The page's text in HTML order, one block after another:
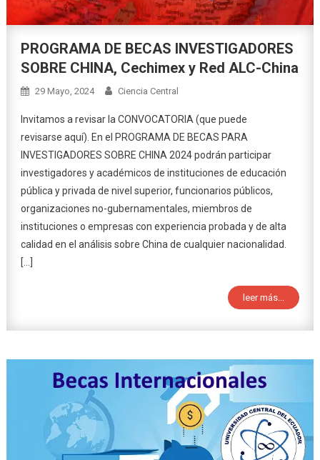
PROGRAMA DE BECAS INVESTIGADORES
SOBRE CHINA, Cechimex y Red ALC-China
29 Mayo, 2024 Ciencia Central
Invitamos a revisar la CONVOCATORIA (que puede
revisarse aquí). En el PROGRAMA DE BECAS PARA
INVESTIGADORES SOBRE CHINA 2024 podrán participar
investigadores y académicos de instituciones de educación
pública y privada de nivel superior, funcionarios públicos,
organizaciones no-gubernamentales, miembros de
instituciones o empresas con experiencia probada y de alta
calidad en el análisis sobre China de cualquier nacionalidad.
[…]
leer más...